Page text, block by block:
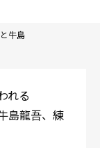
原嶋ビル1F
ー募集
牛島
れる
島龍吾、練